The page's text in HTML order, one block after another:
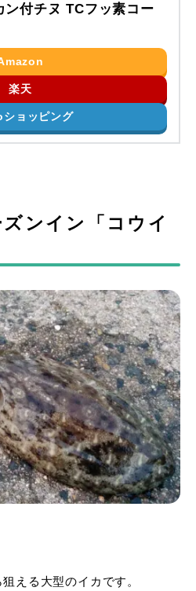
付チヌ TCフッ素コー
楽天
ョッピング
ンイン「コウイ
える大型のイカです。